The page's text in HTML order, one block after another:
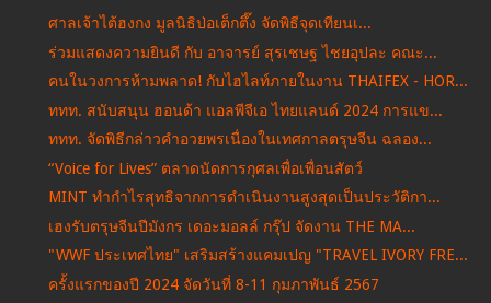
ศาลเจ้าไต้ฮงกง มูลนิธิป่อเต็กตึ๊ง จัดพิธีจุดเทียนเ...
ร่วมแสดงความยินดี กับ อาจารย์ สุรเชษฐ ไชยอุปละ คณะ...
คนในวงการห้ามพลาด! กับไฮไลท์ภายในงาน THAIFEX - HOR...
ททท. สนับสนุน ฮอนด้า แอลพีจีเอ ไทยแลนด์ 2024 การแข...
ททท. จัดพิธีกล่าวคำอวยพรเนื่องในเทศกาลตรุษจีน ฉลอง...
“Voice for Lives” ตลาดนัดการกุศลเพื่อเพื่อนสัตว์
MINT ทำกำไรสุทธิจากการดำเนินงานสูงสุดเป็นประวัติกา...
เฮงรับตรุษจีนปีมังกร เดอะมอลล์ กรุ๊ป จัดงาน THE MA...
"WWF ประเทศไทย" เสริมสร้างแคมเปญ "TRAVEL IVORY FRE...
ครั้งแรกของปี 2024 จัดวันที่ 8-11 กุมภาพันธ์ 2567